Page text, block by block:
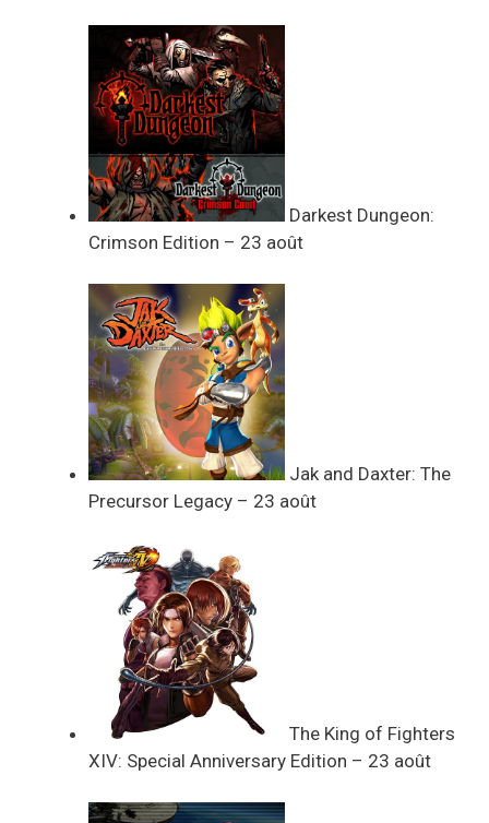
Darkest Dungeon:
Crimson Edition – 23 août
Jak and Daxter: The
Precursor Legacy – 23 août
The King of Fighters
XIV: Special Anniversary Edition – 23 août